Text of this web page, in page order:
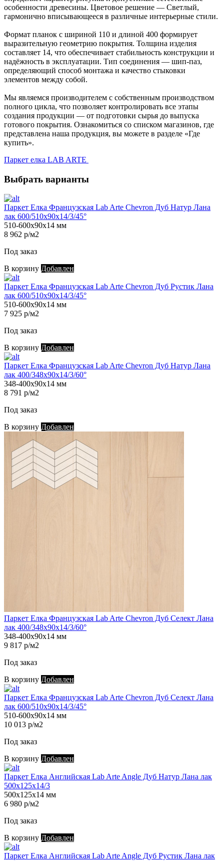
особенности древесины. Цветовое решение — Светлый,
гармонично вписывающееся в различные интерьерные стили.
Формат планок с шириной 110 и длиной 400 формирует
выразительную геометрию покрытия. Толщина изделия
составляет 14, что обеспечивает стабильность конструкции и
надёжность в эксплуатации. Тип соединения — шип-паз,
определяющий способ монтажа и качество стыковки
элементов между собой.
Мы являемся производителем с собственным производством
полного цикла, что позволяет контролировать все этапы
создания продукции — от подготовки сырья до выпуска
готового покрытия. Ознакомиться со списком магазинов, где
представлена наша продукция, вы можете в разделе «Где
купить».
Паркет елка LAB ARTE
Выбрать варианты
Паркет Елка Французская Lab Arte Chevron Дуб Натур Лана
лак 600/510х90х14/3/45°
510-600х90х14 мм
8 962 р/м2
Под заказ
В корзину Добавлен
Паркет Елка Французская Lab Arte Chevron Дуб Рустик Лана
лак 600/510х90х14/3/45°
510-600х90х14 мм
7 925 р/м2
Под заказ
В корзину Добавлен
Паркет Елка Французская Lab Arte Chevron Дуб Натур Лана
лак 400/348х90х14/3/60°
348-400х90х14 мм
8 791 р/м2
Под заказ
В корзину Добавлен
Паркет Елка Французская Lab Arte Chevron Дуб Селект Лана
лак 400/348х90х14/3/60°
348-400х90х14 мм
9 817 р/м2
Под заказ
В корзину Добавлен
Паркет Елка Французская Lab Arte Chevron Дуб Селект Лана
лак 600/510х90х14/3/45°
510-600х90х14 мм
10 013 р/м2
Под заказ
В корзину Добавлен
Паркет Елка Английская Lab Arte Angle Дуб Натур Лана лак
500х125х14/3
500х125х14 мм
6 980 р/м2
Под заказ
В корзину Добавлен
Паркет Елка Английская Lab Arte Angle Дуб Рустик Лана лак